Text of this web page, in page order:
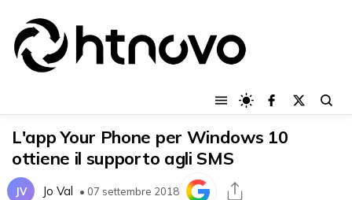
L'app Your Phone per Windows 10
ottiene il supporto agli SMS
JV Jo Val • 07 settembre 2018